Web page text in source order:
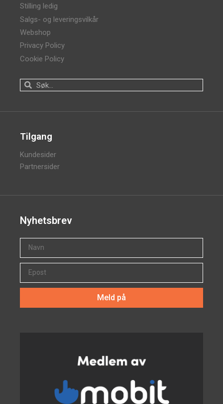
Stilling ledig
Salgs- og leveringsvilkår
Webshop
Privacy Policy
Cookie Policy
Tilgang
Kundesider
Partnersider
Nyhetsbrev
Meld på